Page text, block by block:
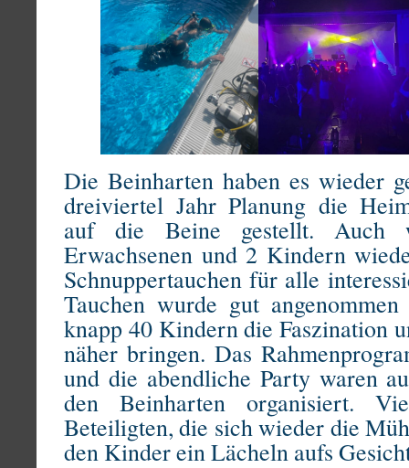
Die Beinharten haben es wieder
dreiviertel Jahr Planung die
auf die Beine gestellt.
Erwachsenen und 2 Kindern
Schnuppertauchen für alle
Tauchen wurde gut
knapp 40 Kindern die Faszination
näher bringen. Das
und die abendliche Party waren
den Beinharten organisiert.
Beteiligten, die sich wieder die
den Kinder ein Lächeln aufs